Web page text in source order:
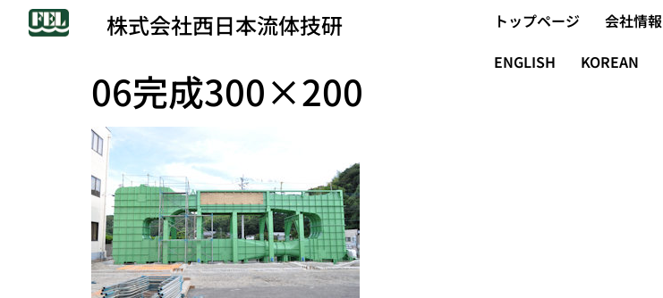
トップページ 会社情報
ENGLISH
KOREAN
株式会社西日本流体技研
06完成300×200